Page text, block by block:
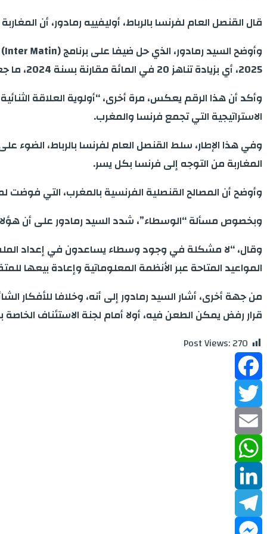
قال القنصل العام لفرنسا بالرباط، أوليفييه رمادور، أن
2025، أي بزيادة تناهز 20 في المائة مقارنة بسنة 2024، ما جعل المملكة ثاني أكبر بلد مستفيد بعد الصين، ومتقدمة على الهند.
وأكد أن هذا الرقم يعكس، مرة أخرى، “أولوية العلاقة
الاستراتيجية التي تجمع فرنسا والمغرب.
وفي هذا الإطار، سلط القنصل العام لفرنسا بالرباط، الضوء
المغاربة من التوجه إلى فرنسا بكل يسر.
وأوضح أن المصالح القنصلية الفرنسية بالمغرب، التي
وبخصوص مسألة “الوسطاء”، شدد السيد رمادور على أن
وقال، “لا مشكلة في وجود وسطاء يساعدون في إعداد
المواعيد المتاحة عبر الأنظمة المعلوماتية وإعادة بيعها
من جهة أخرى، أشار السيد رمادور إلى أنه، وخلافا
قرار رفض يمكن الطعن فيه، أولا أمام لجنة الاستئناف الخاصة
Post Views:270
Facebook
Twitter
Email
WhatsApp
LinkedIn
Telegram